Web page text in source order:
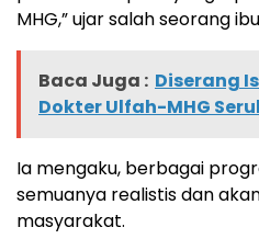
MHG,” ujar salah seorang
Baca Juga : Diserang
Dokter Ulfah-MHG
Ia mengaku, berbagai
semuanya realistis dan
masyarakat.